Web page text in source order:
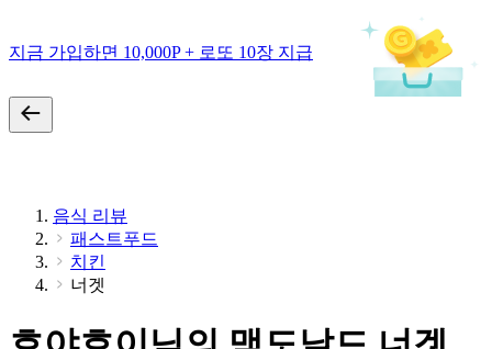
지금 가입하면 10,000P + 로또 10장 지급
음식 리뷰
패스트푸드
치킨
너겟